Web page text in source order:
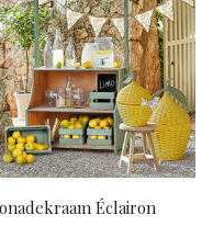
Éclairon